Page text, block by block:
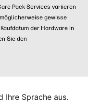
Pack Services variieren
gewisse
der Hardware in
Sie den
Ihre Sprache aus.